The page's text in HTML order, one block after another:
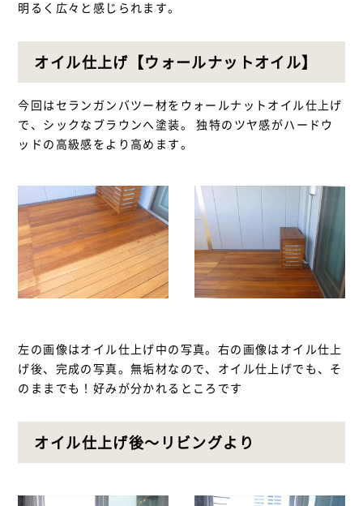
明るく広々と感じられます。
オイル仕上げ【ウォールナットオイル】
今回はセランガンバツー材をウォールナットオイル仕上げ
で、シックなブラウンへ塗装。 独特のツヤ感がハードウ
ッドの高級感をより高めます。
左の画像はオイル仕上げ中の写真。右の画像はオイル仕上
げ後、完成の写真。無垢材なので、オイル仕上げでも、そ
のままでも！好みが分かれるところです
オイル仕上げ後～リビングより